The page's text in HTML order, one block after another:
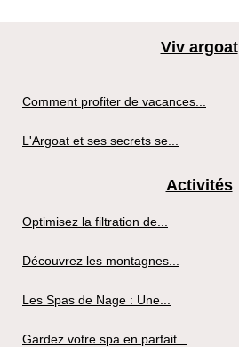
Viv argoat
Comment profiter de vacances...
L'Argoat et ses secrets se...
Activités
Optimisez la filtration de...
Découvrez les montagnes...
Les Spas de Nage : Une...
Gardez votre spa en parfait...